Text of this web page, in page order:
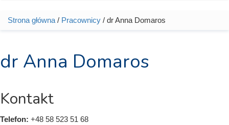
Jesteś tutaj
Strona główna / Pracownicy / dr Anna Domaros
dr Anna Domaros
Kontakt
Telefon: +48 58 523 51 68